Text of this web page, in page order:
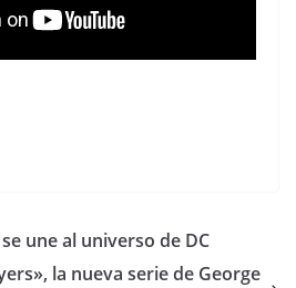
se une al universo de DC
la nueva serie de George